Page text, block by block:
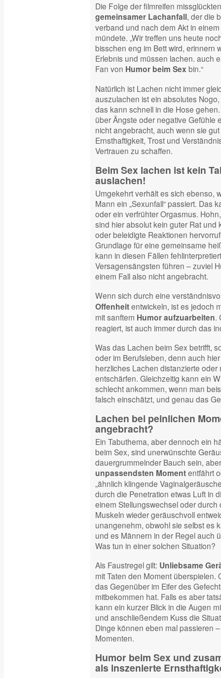
Die Folge der filmreifen
gemeinsamer Lachanfall, der die
verband und nach dem Akt in
mündete. „Wir treffen uns heute
bisschen eng im Bett wird, erinnern
Erlebnis und müssen lachen. auch
Fan von Humor beim Sex bin.“
Natürlich ist Lachen nicht immer
auszulachen ist ein absolutes
das kann schnell in die Hose
über Ängste oder negative Gefühle
nicht angebracht, auch wenn sie
Ernsthaftigkeit, Trost und
Vertrauen zu schaffen.
Beim Sex lachen ist kein
auslachen!
Umgekehrt verhält es sich ebenso,
Mann ein „Sexunfall“ passiert. Das
oder ein verfrühter Orgasmus.
sind hier absolut kein guter Rat
oder beleidigte Reaktionen
Grundlage für eine gemeinsame
kann in diesen Fällen
Versagensängsten führen – zuviel
einem Fall also nicht angebracht.
Wenn sich durch eine
Offenheitentwickeln, ist es jedoch
mit sanftem Humor aufzuarbeiten.
reagiert, ist auch immer durch das
Was das Lachen beim Sex betrifft,
oder im Berufsleben, denn auch
herzliches Lachen distanzierte oder
entschärfen. Gleichzeitig kann ein
schlecht ankommen, wenn man
falsch einschätzt, und genau das
Lachen bei peinlichen
angebracht?
Ein Tabuthema, aber dennoch ein
beim Sex, sind unerwünschte
dauergrummelnder Bauch sein,
unpassendsten Momententfährt
„ähnlich klingende
durch die Penetration etwas Luft in
einem Stellungswechsel oder durch
Muskeln wieder geräuschvoll
unangenehm, obwohl sie selbst es
und es Männern in der Regel auch
Was tun in einer solchen Situation?
Als Faustregel gilt: Unliebsame
mit Taten den Moment überspielen.
das Gegenüber im Eifer des
mitbekommen hat. Falls es aber
kann ein kurzer Blick in die Augen
und anschließendem Kuss die
Dinge können eben mal passieren
Momenten.
Humor beim Sex und
als inszenierte